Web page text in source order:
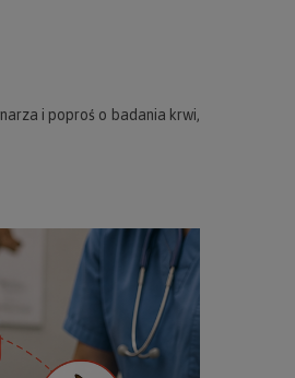
i poproś o badania krwi,